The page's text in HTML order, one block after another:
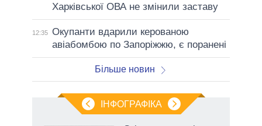
Харківської ОВА не змінили заставу
12:35 Окупанти вдарили керованою
авіабомбою по Запоріжжю, є поранені
Більше новин
ІНФОГРАФІКА